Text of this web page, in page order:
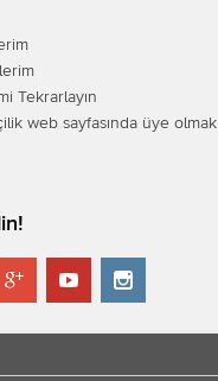
Tekrarlayın
web sayfasında üye olmak
  